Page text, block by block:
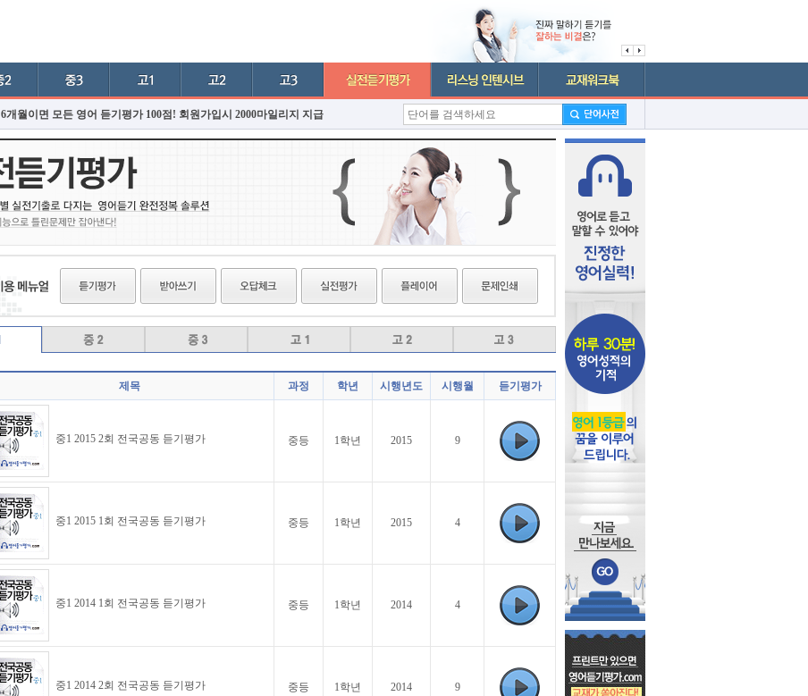
6개월이면 모든 영어 듣기평가 100점! 회원가입시 2000마일리지 지급
제목 과정 학년 시행년도 시행월 듣기평가
중1 2015 2회 전국공동 듣기평가 중등 1학년 2015 9
중1 2015 1회 전국공동 듣기평가 중등 1학년 2015 4
중1 2014 1회 전국공동 듣기평가 중등 1학년 2014 4
중1 2014 2회 전국공동 듣기평가 중등 1학년 2014 9